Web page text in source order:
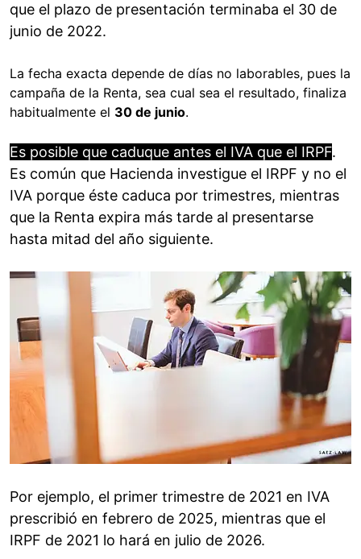
que el plazo de presentación terminaba el 30 de
junio de 2022.
La fecha exacta depende de días no laborables, pues la
campaña de la Renta, sea cual sea el resultado, finaliza
habitualmente el 30 de junio.
Es posible que caduque antes el IVA que el IRPF.
Es común que Hacienda investigue el IRPF y no el
IVA porque éste caduca por trimestres, mientras
que la Renta expira más tarde al presentarse
hasta mitad del año siguiente.
Por ejemplo, el primer trimestre de 2021 en IVA
prescribió en febrero de 2025, mientras que el
IRPF de 2021 lo hará en julio de 2026.